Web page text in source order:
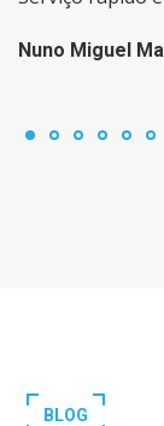
Nuno Miguel
BLOG